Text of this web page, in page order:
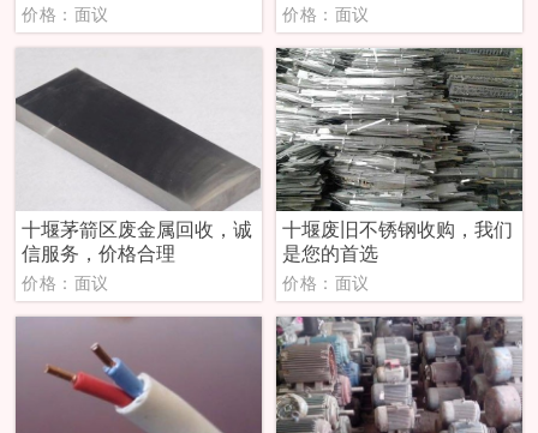
价格：面议 价格：面议
十堰茅箭区废金属回收，诚
信服务，价格合理
价格：面议
十堰废旧不锈钢收购，我们
是您的首选
价格：面议